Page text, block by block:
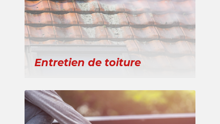
Entretien de toiture